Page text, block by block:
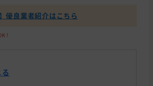
優良業者紹介はこちら
！